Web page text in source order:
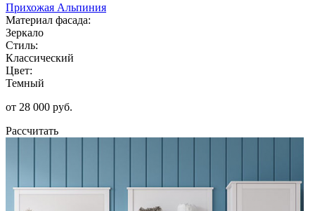
Прихожая Альпиния
Материал фасада:
Зеркало
Стиль:
Классический
Цвет:
Темный
от 28 000 руб.
Рассчитать